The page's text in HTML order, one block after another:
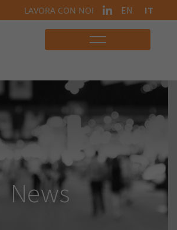
LAVORA CON NOI EN IT
News